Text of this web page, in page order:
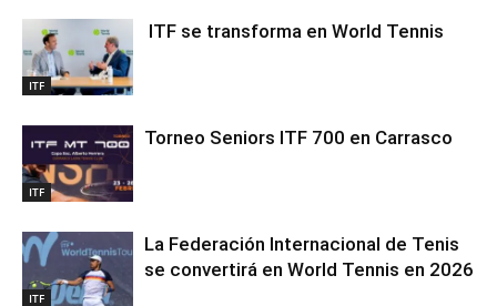
ITF
ITF se transforma en World Tennis
ITF
Torneo Seniors ITF 700 en Carrasco
ITF
La Federación Internacional de Tenis
se convertirá en World Tennis en 2026